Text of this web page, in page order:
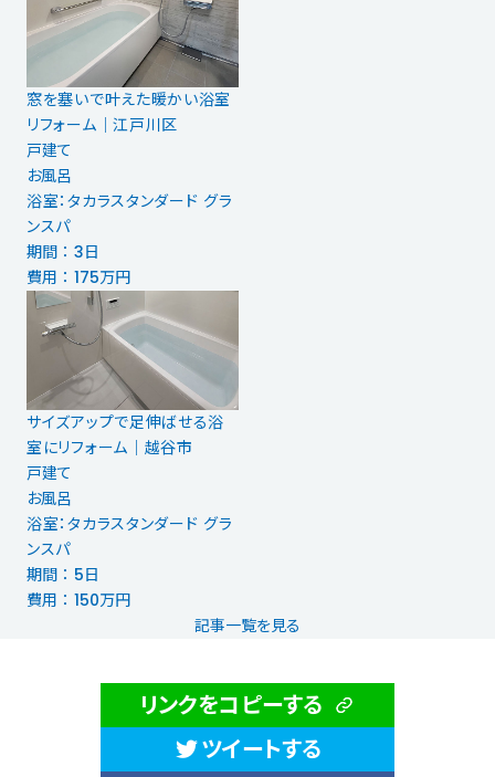
窓を塞いで叶えた暖かい浴室
リフォーム｜江戸川区
戸建て
お風呂
浴室：タカラスタンダード グラ
ンスパ
期間 ： 3日
費用 ： 175万円
サイズアップで足伸ばせる浴
室にリフォーム｜越谷市
戸建て
お風呂
浴室：タカラスタンダード グラ
ンスパ
期間 ： 5日
費用 ： 150万円
記事一覧を見る
リンクをコピーする
ツイートする